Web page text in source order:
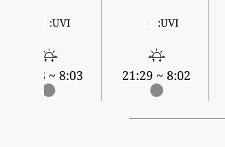
UVI:
8:02 ~ 21:29
UVI:
8:03 ~ 21:28